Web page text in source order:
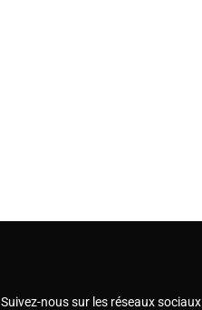
Suivez-nous sur les réseaux sociaux